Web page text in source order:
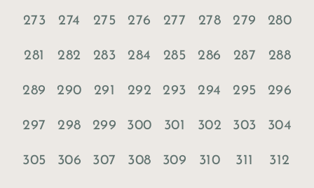
273 274 275 276 277 278 279 280
281 282 283 284 285 286 287 288
289 290 291 292 293 294 295 296
297 298 299 300 301 302 303 304
305 306 307 308 309 310 311 312